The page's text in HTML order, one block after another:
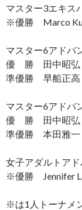
マスター3エキス
※優勝 Marco
マスター6アドバ
優 勝 田中昭弘 (
準優勝 早船正高
マスター6アドバ
優 勝 田中昭弘 (
準優勝 本田雅一
女子アダルトア
※優勝 Jennifer
※は1人トーナメ